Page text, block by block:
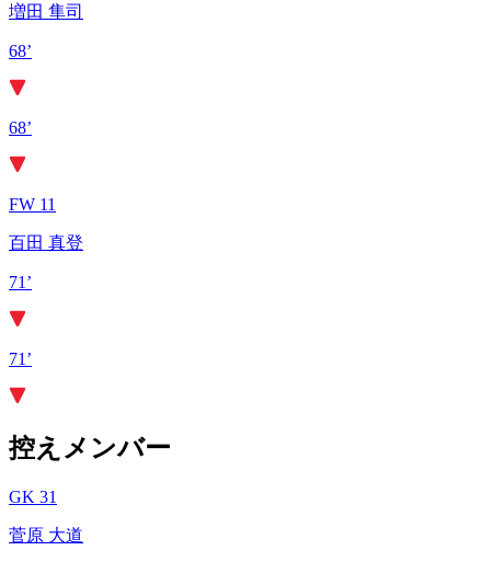
増田 隼司
68’
68’
FW 11
百田 真登
71’
71’
控えメンバー
GK 31
菅原 大道